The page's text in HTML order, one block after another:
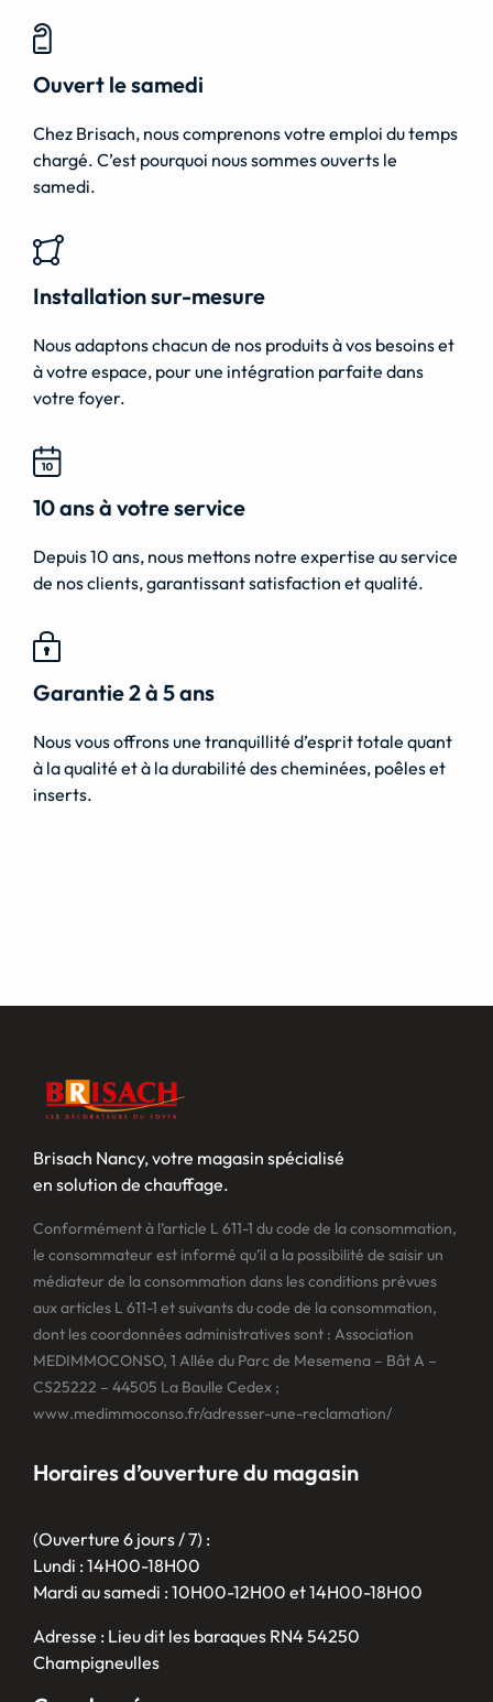
Ouvert le samedi
Chez Brisach, nous comprenons votre emploi du temps
chargé. C’est pourquoi nous sommes ouverts le
samedi.
Installation sur-mesure
Nous adaptons chacun de nos produits à vos besoins et
à votre espace, pour une intégration parfaite dans
votre foyer.
10 ans à votre service
Depuis 10 ans, nous mettons notre expertise au service
de nos clients, garantissant satisfaction et qualité.
Garantie 2 à 5 ans
Nous vous offrons une tranquillité d’esprit totale quant
à la qualité et à la durabilité des cheminées, poêles et
inserts.
Brisach Nancy, votre magasin spécialisé
en solution de chauffage.
Conformément à l’article L 611-1 du code de la consommation,
le consommateur est informé qu’il a la possibilité de saisir un
médiateur de la consommation dans les conditions prévues
aux articles L 611-1 et suivants du code de la consommation,
dont les coordonnées administratives sont : Association
MEDIMMOCONSO, 1 Allée du Parc de Mesemena – Bât A –
CS25222 – 44505 La Baulle Cedex ;
www.medimmoconso.fr/adresser-une-reclamation/
Horaires d’ouverture du magasin
(Ouverture 6 jours / 7) :
Lundi : 14H00-18H00
Mardi au samedi : 10H00-12H00 et 14H00-18H00
Adresse : Lieu dit les baraques RN4 54250
Champigneulles